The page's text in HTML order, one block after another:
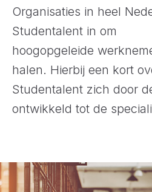
Organisaties in heel
Studentalent in om
hoogopgeleide
halen. Hierbij een kort
Studentalent zich door
ontwikkeld tot de